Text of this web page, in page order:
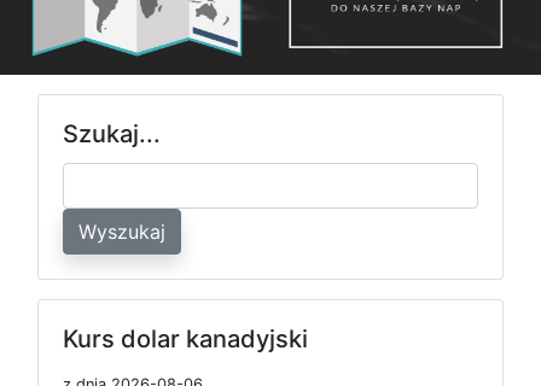
Szukaj...
Wyszukaj
Kurs dolar kanadyjski